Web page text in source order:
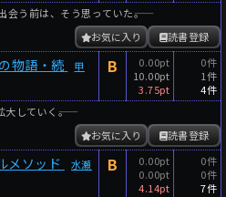
う前は、そう思っていた――。
読書登録
お気に入り
物語・続
甲
B
0.00pt
10.00pt
3.75pt
0件
1件
4件
していく――。
読書登録
お気に入り
メソッド
水瀬
B
0.00pt
0.00pt
4.14pt
0件
0件
7件